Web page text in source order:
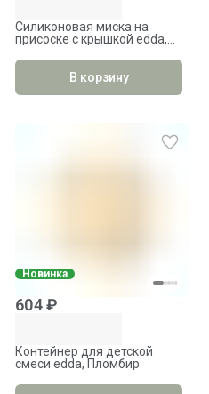
Силиконовая миска на
присоске с крышкой edda,
В корзину
Новинка
604 ₽
Контейнер для детской
смеси edda, Пломбир